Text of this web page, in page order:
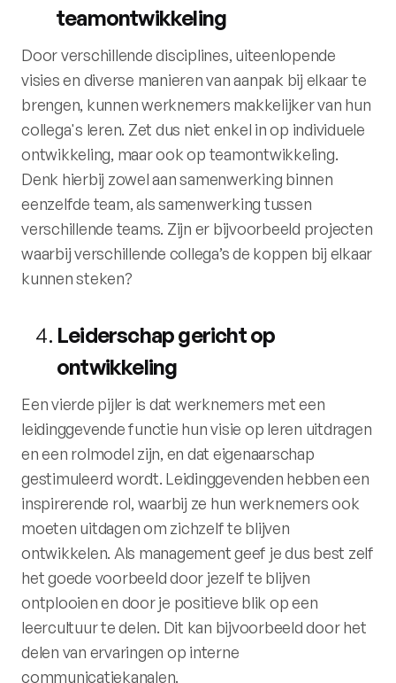
teamontwikkeling
Door verschillende disciplines, uiteenlopende
visies en diverse manieren van aanpak bij elkaar te
brengen, kunnen werknemers makkelijker van hun
collega's leren. Zet dus niet enkel in op individuele
ontwikkeling, maar ook op teamontwikkeling.
Denk hierbij zowel aan samenwerking binnen
eenzelfde team, als samenwerking tussen
verschillende teams. Zijn er bijvoorbeeld projecten
waarbij verschillende collega’s de koppen bij elkaar
kunnen steken?
Leiderschap gericht op
ontwikkeling
Een vierde pijler is dat werknemers met een
leidinggevende functie hun visie op leren uitdragen
en een rolmodel zijn, en dat eigenaarschap
gestimuleerd wordt. Leidinggevenden hebben een
inspirerende rol, waarbij ze hun werknemers ook
moeten uitdagen om zichzelf te blijven
ontwikkelen. Als management geef je dus best zelf
het goede voorbeeld door jezelf te blijven
ontplooien en door je positieve blik op een
leercultuur te delen. Dit kan bijvoorbeeld door het
delen van ervaringen op interne
communicatiekanalen.